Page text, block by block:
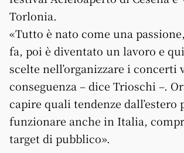
Torlonia.
«Tutto è nato come una
fa, poi è diventato un lavoro e
scelte nell’organizzare i concerti
conseguenza – dice Trioschi –.
capire quali tendenze dall’estero
funzionare anche in Italia,
target di pubblico».